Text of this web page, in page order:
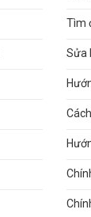
Tìm
Sửa